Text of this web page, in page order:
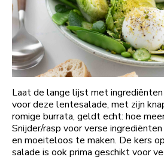
Laat de lange lijst met ingrediënten
voor deze lentesalade, met zijn
romige burrata, geldt echt: hoe
Snijder/rasp voor verse
en moeiteloos te maken. De kers
salade is ook prima geschikt voor